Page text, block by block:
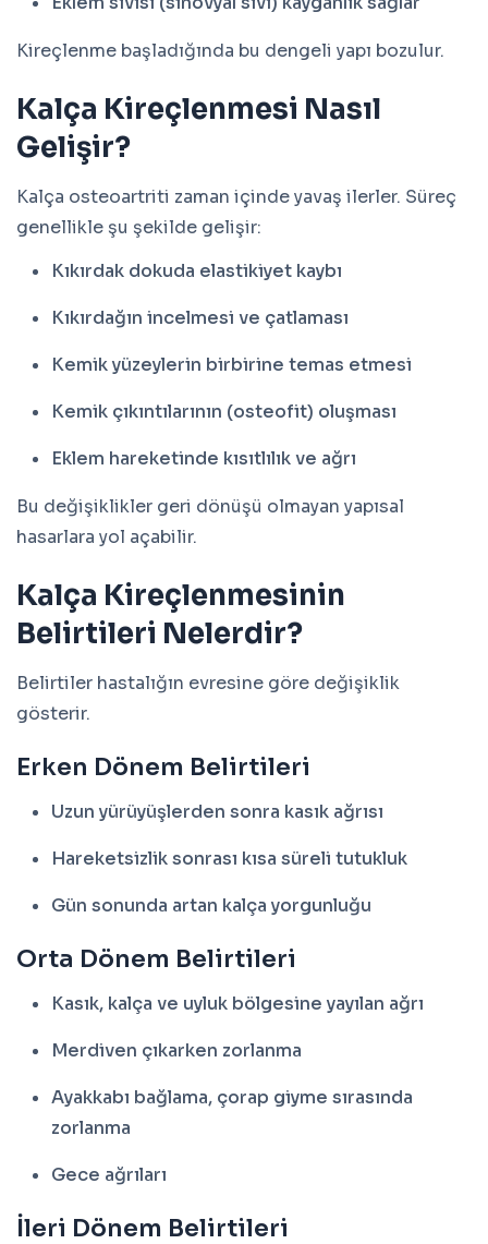
Kireçlenme başladığında bu dengeli yapı bozulur.
Kalça Kireçlenmesi Nasıl
Gelişir?
Kalça osteoartriti zaman içinde yavaş ilerler. Süreç
genellikle şu şekilde gelişir:
Kıkırdak dokuda elastikiyet kaybı
Kıkırdağın incelmesi ve çatlaması
Kemik yüzeylerin birbirine temas etmesi
Kemik çıkıntılarının (osteofit) oluşması
Eklem hareketinde kısıtlılık ve ağrı
Bu değişiklikler geri dönüşü olmayan yapısal
hasarlara yol açabilir.
Kalça Kireçlenmesinin
Belirtileri Nelerdir?
Belirtiler hastalığın evresine göre değişiklik
gösterir.
Erken Dönem Belirtileri
Uzun yürüyüşlerden sonra kasık ağrısı
Hareketsizlik sonrası kısa süreli tutukluk
Gün sonunda artan kalça yorgunluğu
Orta Dönem Belirtileri
Kasık, kalça ve uyluk bölgesine yayılan ağrı
Merdiven çıkarken zorlanma
Ayakkabı bağlama, çorap giyme sırasında
zorlanma
Gece ağrıları
İleri Dönem Belirtileri